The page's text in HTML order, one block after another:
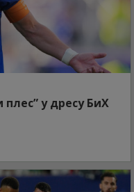
у дресу БиХ